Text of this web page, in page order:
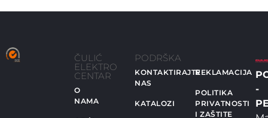
ČULIĆ
ELEKTRO
CENTAR
O
NAMA
PODRŠKA
KONTAKTIRAJTE
NAS
KATALOZI
REKLAMACIJA
POLITIKA
PRIVATNOSTI
I ZAŠTITE
-